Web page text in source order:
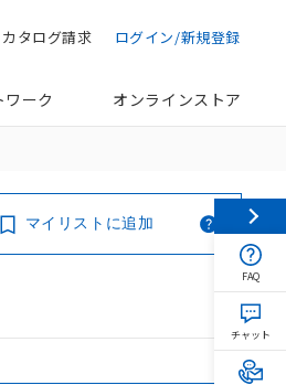
ログイン/新規登録
カタログ請求
ーク オンラインストア
マイリストに追加
FAQ
チャット